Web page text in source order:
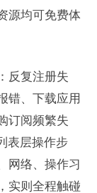
源均可免费体
反复注册失
错、下载应用
订阅频繁失
表层操作步
网络、操作习
实则全程触碰